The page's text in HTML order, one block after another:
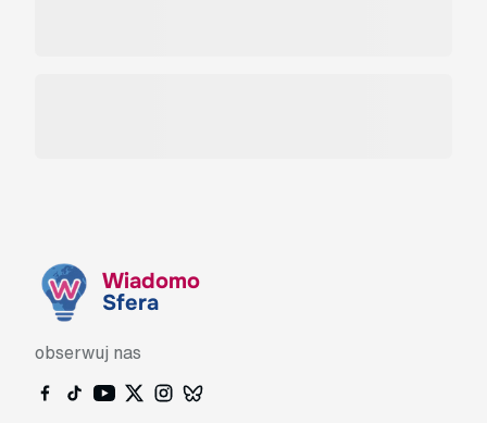
Wiadomo
Sfera
obserwuj nas